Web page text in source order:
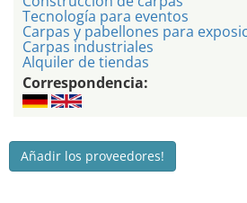
Tecnología para eventos
Carpas y pabellones para
Carpas industriales
Alquiler de tiendas
Correspondencia:
Añadir los proveedores!